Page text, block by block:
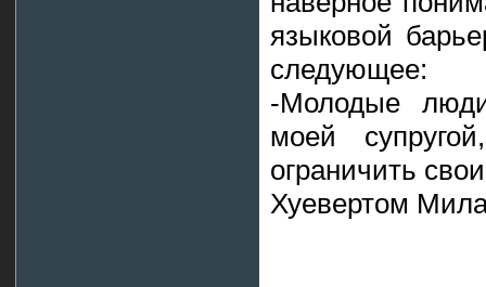
языковой
следующее:
-Молодые
моей
ограничить
Хуевертом